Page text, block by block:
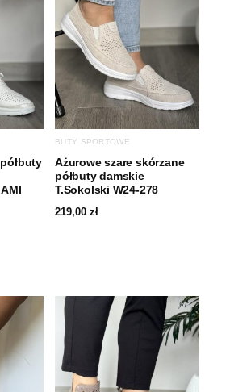
BUTY SPORTOWE
Ażurowe szare skórzane
półbuty damskie
T.Sokolski W24-278
219,00 zł